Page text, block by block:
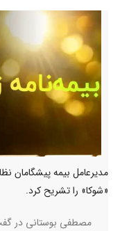
مدیرعامل بیمه پیشگامان
«شوکا» را تشریح کرد.
مصطفی بوستانی در